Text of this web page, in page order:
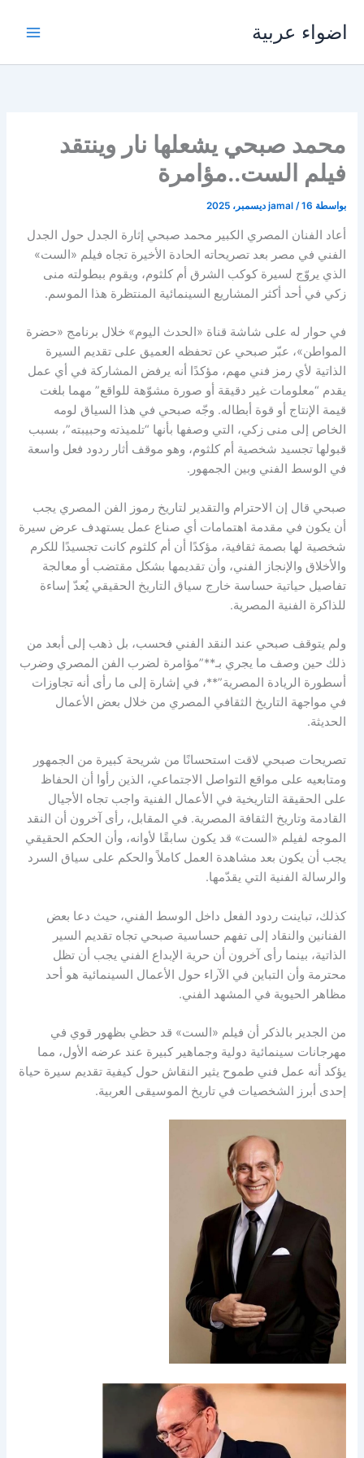
اضواء عربية
محمد صبحي يشعلها نار وينتقد
فيلم الست..مؤامرة
بواسطة jamal /16 ديسمبر، 2025
أعاد الفنان المصري الكبير محمد صبحي إثارة الجدل حول الجدل
الفني في مصر بعد تصريحاته الحادة الأخيرة تجاه فيلم «الست»
الذي يروّج لسيرة كوكب الشرق أم كلثوم، ويقوم ببطولته منى
زكي في أحد أكثر المشاريع السينمائية المنتظرة هذا الموسم.
في حوار له على شاشة قناة «الحدث اليوم» خلال برنامج «حضرة
المواطن»، عبّر صبحي عن تحفظه العميق على تقديم السيرة
الذاتية لأي رمز فني مهم، مؤكدًا أنه يرفض المشاركة في أي عمل
يقدم “معلومات غير دقيقة أو صورة مشوّهة للواقع” مهما بلغت
قيمة الإنتاج أو قوة أبطاله. وجّه صبحي في هذا السياق لومه
الخاص إلى منى زكي، التي وصفها بأنها “تلميذته وحبيبته”، بسبب
قبولها تجسيد شخصية أم كلثوم، وهو موقف أثار ردود فعل واسعة
في الوسط الفني وبين الجمهور.
صبحي قال إن الاحترام والتقدير لتاريخ رموز الفن المصري يجب
أن يكون في مقدمة اهتمامات أي صناع عمل يستهدف عرض سيرة
شخصية لها بصمة ثقافية، مؤكدًا أن أم كلثوم كانت تجسيدًا للكرم
والأخلاق والإنجاز الفني، وأن تقديمها بشكل مقتضب أو معالجة
تفاصيل حياتية حساسة خارج سياق التاريخ الحقيقي يُعدّ إساءة
للذاكرة الفنية المصرية.
ولم يتوقف صبحي عند النقد الفني فحسب، بل ذهب إلى أبعد من
ذلك حين وصف ما يجري بـ**”مؤامرة لضرب الفن المصري وضرب
أسطورة الريادة المصرية”**، في إشارة إلى ما رأى أنه تجاوزات
في مواجهة التاريخ الثقافي المصري من خلال بعض الأعمال
الحديثة.
تصريحات صبحي لاقت استحسانًا من شريحة كبيرة من الجمهور
ومتابعيه على مواقع التواصل الاجتماعي، الذين رأوا أن الحفاظ
على الحقيقة التاريخية في الأعمال الفنية واجب تجاه الأجيال
القادمة وتاريخ الثقافة المصرية. في المقابل، رأى آخرون أن النقد
الموجه لفيلم «الست» قد يكون سابقًا لأوانه، وأن الحكم الحقيقي
يجب أن يكون بعد مشاهدة العمل كاملاً والحكم على سياق السرد
والرسالة الفنية التي يقدّمها.
كذلك، تباينت ردود الفعل داخل الوسط الفني، حيث دعا بعض
الفنانين والنقاد إلى تفهم حساسية صبحي تجاه تقديم السير
الذاتية، بينما رأى آخرون أن حرية الإبداع الفني يجب أن تظل
محترمة وأن التباين في الآراء حول الأعمال السينمائية هو أحد
مظاهر الحيوية في المشهد الفني.
من الجدير بالذكر أن فيلم «الست» قد حظي بظهور قوي في
مهرجانات سينمائية دولية وجماهير كبيرة عند عرضه الأول، مما
يؤكد أنه عمل فني طموح يثير النقاش حول كيفية تقديم سيرة حياة
إحدى أبرز الشخصيات في تاريخ الموسيقى العربية.